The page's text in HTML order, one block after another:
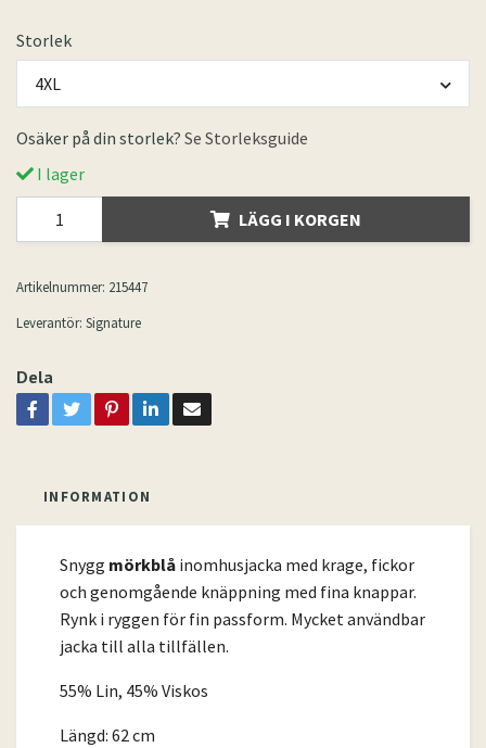
Storlek
4XL
Osäker på din storlek? Se Storleksguide
I lager
LÄGG I KORGEN
Artikelnummer: 215447
Leverantör: Signature
Dela
INFORMATION
Snygg mörkblå inomhusjacka med krage, fickor
och genomgående knäppning med fina knappar.
Rynk i ryggen för fin passform. Mycket användbar
jacka till alla tillfällen.
55% Lin, 45% Viskos
Längd: 62 cm